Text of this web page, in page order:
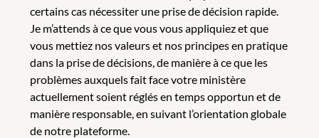
certains cas nécessiter une prise de décision rapide.
Je m’attends à ce que vous vous appliquiez et que
vous mettiez nos valeurs et nos principes en pratique
dans la prise de décisions, de manière à ce que les
problèmes auxquels fait face votre ministère
actuellement soient réglés en temps opportun et de
manière responsable, en suivant l’orientation globale
de notre plateforme.